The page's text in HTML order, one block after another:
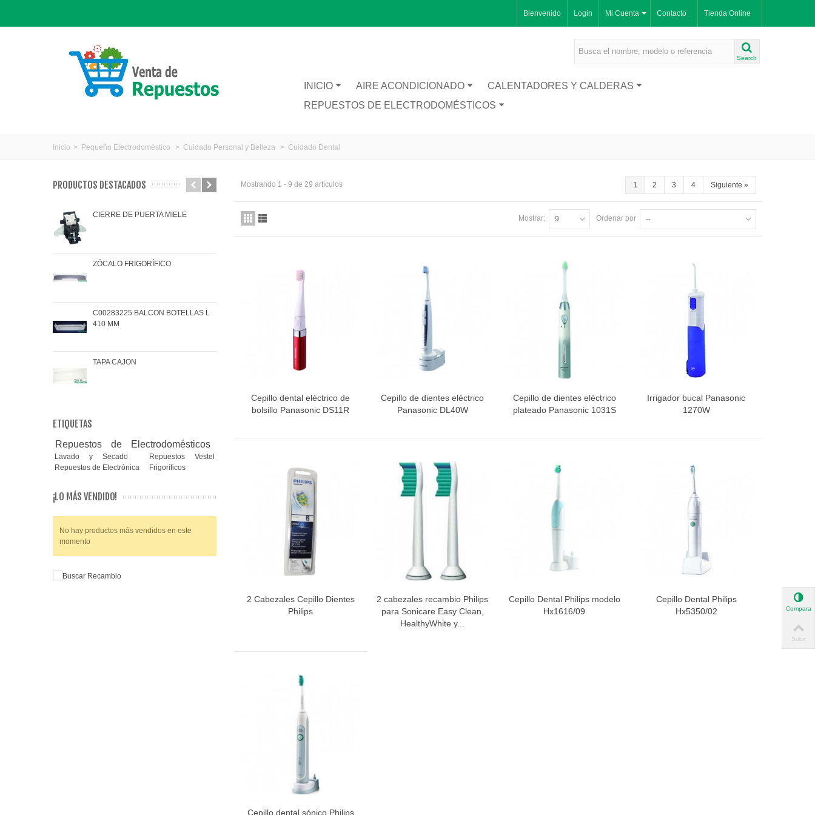
Tienda Online
Contacto
Mi Cuenta
Bienvenido Login
Search
INICIO AIRE ACONDICIONADO
CALENTADORES Y CALDERAS
REPUESTOS DE ELECTRODOMÉSTICOS
Inicio > Pequeño Electrodoméstico > Cuidado Personal y Belleza > Cuidado Dental
PRODUCTOS DESTACADOS
CIERRE DE PUERTA MIELE
ZÓCALO FRIGORÍFICO
C00283225 BALCON BOTELLAS L
410 MM
TAPA CAJON
JARRA CATA BT1200
MANETA / MANGO HORNO
ETIQUETAS
Repuestos de Electrodomésticos
Lavado y Secado
Repuestos Vestel
Repuestos de Electrónica
Frigoríficos
¡LO MÁS VENDIDO!
No hay productos más vendidos en este
momento
1 2 3 4 Siguiente »
Mostrando 1 - 9 de 29 artículos
Ordenar por --
Mostrar: 9
Vista rápida
Cepillo dental eléctrico de
bolsillo Panasonic DS11R
Vista rápida
Cepillo de dientes eléctrico
Panasonic DL40W
Vista rápida
Cepillo de dientes eléctrico
plateado Panasonic 1031S
Vista rápida
Irrigador bucal Panasonic
1270W
Vista rápida
2 Cabezales Cepillo Dientes
Philips
Vista rápida
2 cabezales recambio Philips
para Sonicare Easy Clean,
HealthyWhite y...
Vista rápida
Cepillo Dental Philips modelo
Hx1616/09
Vista rápida
Cepillo Dental Philips
Hx5350/02
Cepillo dental sónico Philips
Comparar
Subir